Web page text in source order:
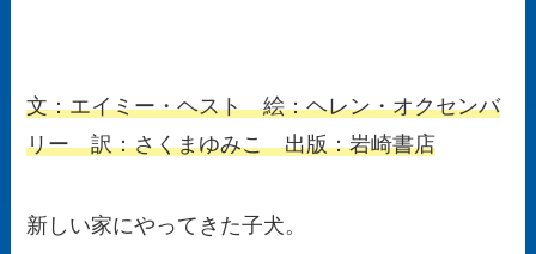
文：エイミー・ヘスト 絵：ヘレン・オクセンバ
リー 訳：さくまゆみこ 出版：岩崎書店
新しい家にやってきた子犬。